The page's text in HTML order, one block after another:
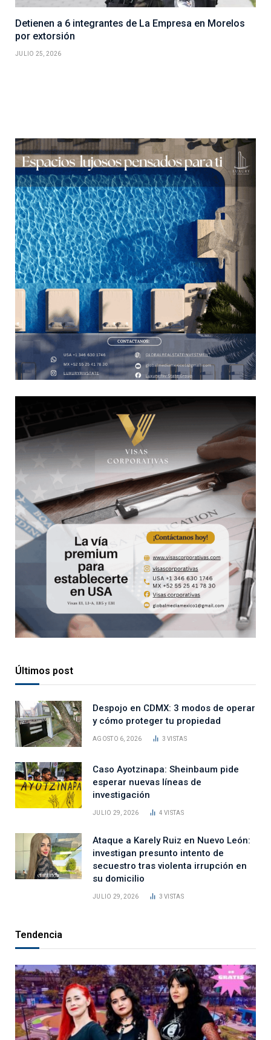
Detienen a 6 integrantes de La Empresa en Morelos
por extorsión
JULIO 25, 2026
Últimos post
Despojo en CDMX: 3 modos de operar
y cómo proteger tu propiedad
AGOSTO 6, 2026 3VISTAS
Caso Ayotzinapa: Sheinbaum pide
esperar nuevas líneas de
investigación
JULIO 29, 2026 4VISTAS
Ataque a Karely Ruiz en Nuevo León:
investigan presunto intento de
secuestro tras violenta irrupción en
su domicilio
JULIO 29, 2026 3VISTAS
Tendencia